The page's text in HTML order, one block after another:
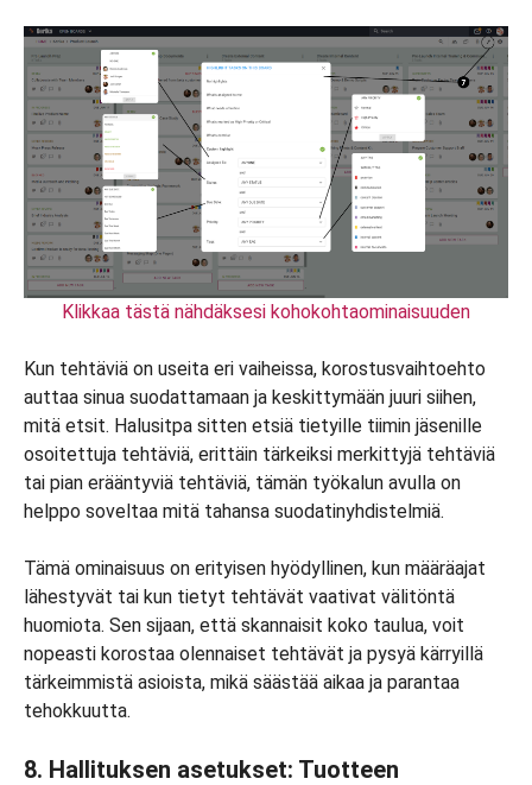
Klikkaa tästä nähdäksesi kohokohtaominaisuuden
Kun tehtäviä on useita eri vaiheissa, korostusvaihtoehto
auttaa sinua suodattamaan ja keskittymään juuri siihen,
mitä etsit. Halusitpa sitten etsiä tietyille tiimin jäsenille
osoitettuja tehtäviä, erittäin tärkeiksi merkittyjä tehtäviä
tai pian erääntyviä tehtäviä, tämän työkalun avulla on
helppo soveltaa mitä tahansa suodatinyhdistelmiä.
Tämä ominaisuus on erityisen hyödyllinen, kun määräajat
lähestyvät tai kun tietyt tehtävät vaativat välitöntä
huomiota. Sen sijaan, että skannaisit koko taulua, voit
nopeasti korostaa olennaiset tehtävät ja pysyä kärryillä
tärkeimmistä asioista, mikä säästää aikaa ja parantaa
tehokkuutta.
8. Hallituksen asetukset: Tuotteen